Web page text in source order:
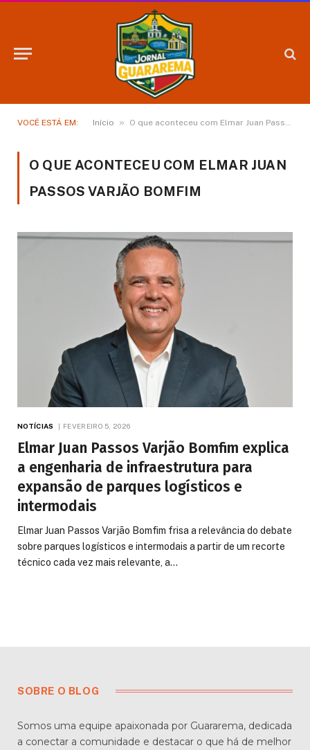
VOCÊ ESTÁ EM: Início » O que aconteceu com Elmar Juan Passos Varjão Bomfim
O QUE ACONTECEU COM ELMAR JUAN
PASSOS VARJÃO BOMFIM
NOTÍCIAS FEVEREIRO 5, 2026
Elmar Juan Passos Varjão Bomfim explica
a engenharia de infraestrutura para
expansão de parques logísticos e
intermodais
Elmar Juan Passos Varjão Bomfim frisa a relevância do debate
sobre parques logísticos e intermodais a partir de um recorte
técnico cada vez mais relevante, a…
SOBRE O BLOG
Somos uma equipe apaixonada por Guararema, dedicada
a conectar a comunidade e destacar o que há de melhor